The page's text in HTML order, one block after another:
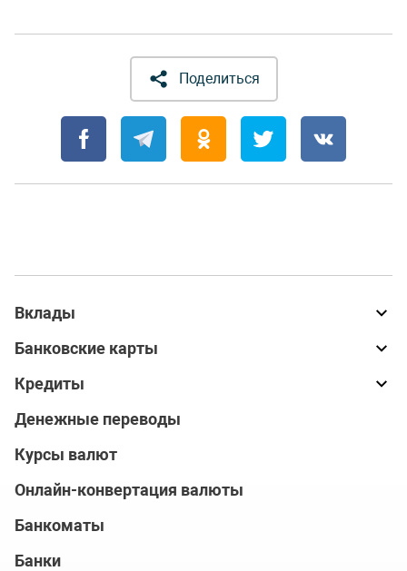
Поделиться
Вклады
Банковские карты
Кредиты
Денежные переводы
Курсы валют
Онлайн-конвертация валюты
Банкоматы
Банки